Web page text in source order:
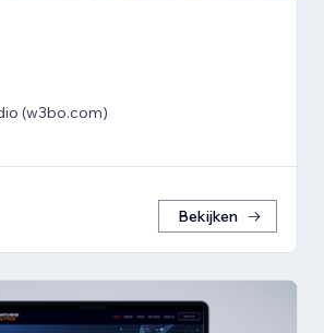
(w3bo.com)
Bekijken